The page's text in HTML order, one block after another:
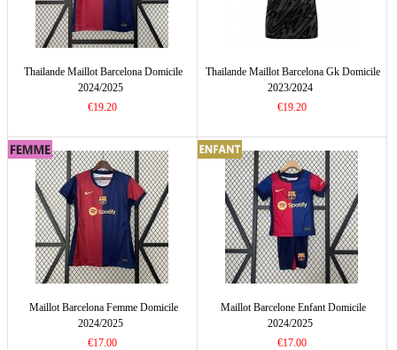
Thailande Maillot Barcelona Domicile
2024/2025
€19.20
Thailande Maillot Barcelona Gk Domicile
2023/2024
€19.20
Maillot Barcelona Femme Domicile
2024/2025
€17.00
Maillot Barcelone Enfant Domicile
2024/2025
€17.00